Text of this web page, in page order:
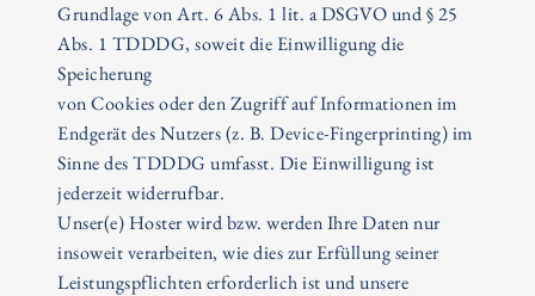
Grundlage von Art. 6 Abs. 1 lit. a DSGVO und § 25
Abs. 1 TDDDG, soweit die Einwilligung die
Speicherung
von Cookies oder den Zugriff auf Informationen im
Endgerät des Nutzers (z. B. Device-Fingerprinting) im
Sinne des TDDDG umfasst. Die Einwilligung ist
jederzeit widerrufbar.
Unser(e) Hoster wird bzw. werden Ihre Daten nur
insoweit verarbeiten, wie dies zur Erfüllung seiner
Leistungspflichten erforderlich ist und unsere